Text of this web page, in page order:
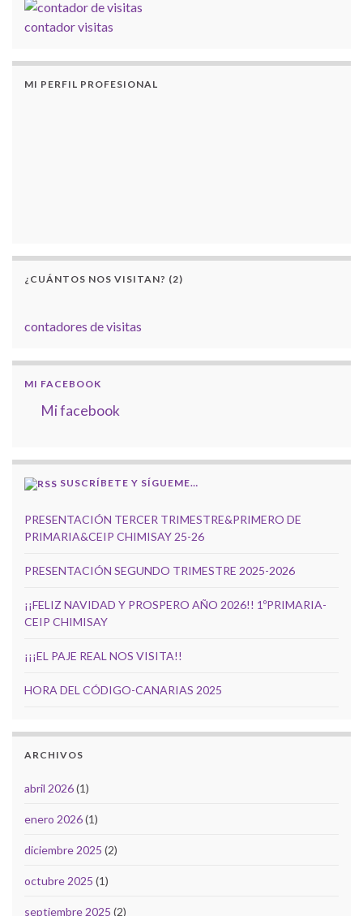
contador visitas
MI PERFIL PROFESIONAL
¿CUÁNTOS NOS VISITAN? (2)
contadores de visitas
MI FACEBOOK
Mi facebook
SUSCRÍBETE Y SÍGUEME…
PRESENTACIÓN TERCER TRIMESTRE&PRIMERO DE
PRIMARIA&CEIP CHIMISAY 25-26
PRESENTACIÓN SEGUNDO TRIMESTRE 2025-2026
¡¡FELIZ NAVIDAD Y PROSPERO AÑO 2026!! 1ºPRIMARIA-
CEIP CHIMISAY
¡¡¡EL PAJE REAL NOS VISITA!!
HORA DEL CÓDIGO-CANARIAS 2025
ARCHIVOS
abril 2026(1)
enero 2026(1)
diciembre 2025 (2)
octubre 2025 (1)
septiembre 2025 (2)